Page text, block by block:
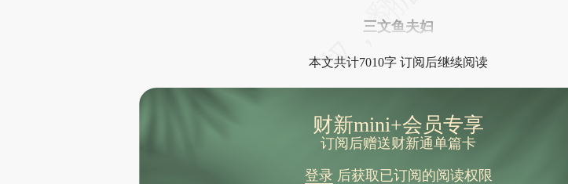
三文鱼夫妇
本文共计7010字 订阅后继续阅读
财新mini+会员专享
订阅后赠送财新通单篇卡
登录后获取已订阅的阅读权限